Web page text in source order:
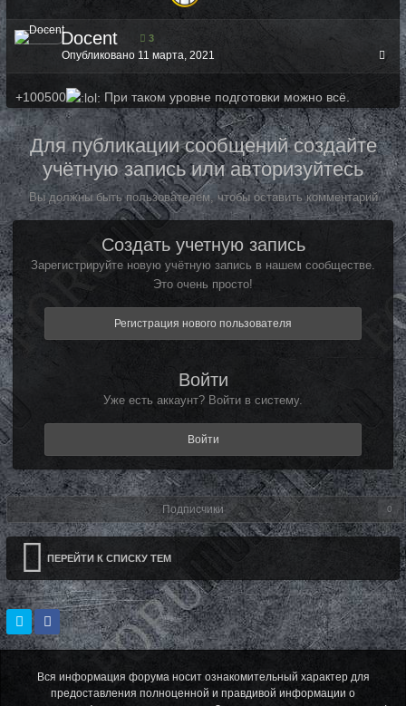
Docent 3
Опубликовано 11 марта, 2021
+100500 При таком уровне подготовки можно всё.
Для публикации сообщений создайте
учётную запись или авторизуйтесь
Вы должны быть пользователем, чтобы оставить комментарий
Создать учетную запись
Зарегистрируйте новую учётную запись в нашем сообществе.
Это очень просто!
Регистрация нового пользователя
Войти
Уже есть аккаунт? Войти в систему.
Войти
Подписчики 0
ПЕРЕЙТИ К СПИСКУ ТЕМ
Вся информация форума носит ознакомительный характер для
предоставления полноценной и правдивой информации о